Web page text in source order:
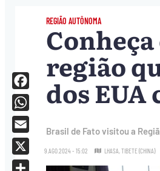
REGIÃO AUTÔNOMA
região
dos
Brasil de Fato visitou a
9.AGO.2024 - 15:02 LHASA, TIBETE (CHINA)
Facebook
WhatsApp
Email
X